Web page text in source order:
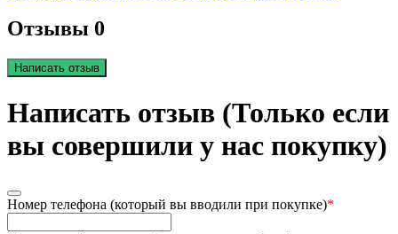
Отзывы 0
Написать отзыв
Написать отзыв (Только если
вы совершили у нас покупку)
Номер телефона (который вы вводили при покупке)*